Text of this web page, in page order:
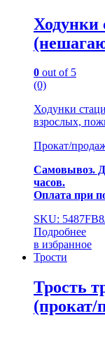
Ходунки
0 out of 5
(0)
Ходунки
взрослых,
Прокат/
Самовывоз.
часов.
Оплата при
SKU:
Подробнее
в избранное
Трости
Трость
(прокат/